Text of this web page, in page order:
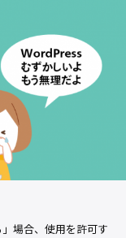
場合、使用を許可す